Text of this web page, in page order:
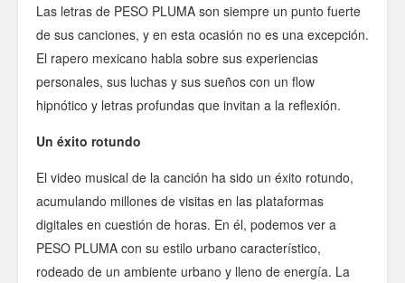
Las letras de PESO PLUMA son siempre un punto fuerte
de sus canciones, y en esta ocasión no es una excepción.
El rapero mexicano habla sobre sus experiencias
personales, sus luchas y sus sueños con un flow
hipnótico y letras profundas que invitan a la reflexión.
Un éxito rotundo
El video musical de la canción ha sido un éxito rotundo,
acumulando millones de visitas en las plataformas
digitales en cuestión de horas. En él, podemos ver a
PESO PLUMA con su estilo urbano característico,
rodeado de un ambiente urbano y lleno de energía. La